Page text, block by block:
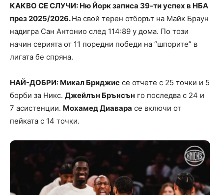
КАКВО СЕ СЛУЧИ: Ню Йорк записа 39-ти успех в НБА
през 2025/2026.На свой терен отборът на Майк Браун
надигра Сан Антонио след 114:89 у дома. По този
начин серията от 11 поредни победи на “шпорите” в
лигата бе спряна.
НАЙ-ДОБРИ: Микал Бриджис се отчете с 25 точки и 5
борби за Никс. Джейлън Брънсън го последва с 24 и
7 асистенции. Мохамед Диавара се включи от
пейката с 14 точки.